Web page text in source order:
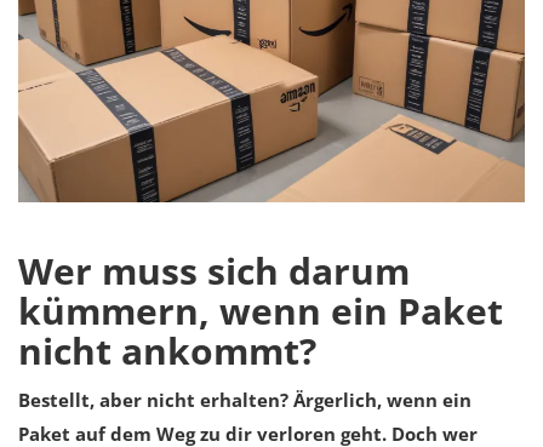
Nachrichten
Schwangerschaft
Anmeldung
Registrieren
German
Wer muss sich darum
kümmern, wenn ein Paket
nicht ankommt?
Bestellt, aber nicht erhalten? Ärgerlich, wenn ein
Paket auf dem Weg zu dir verloren geht. Doch wer